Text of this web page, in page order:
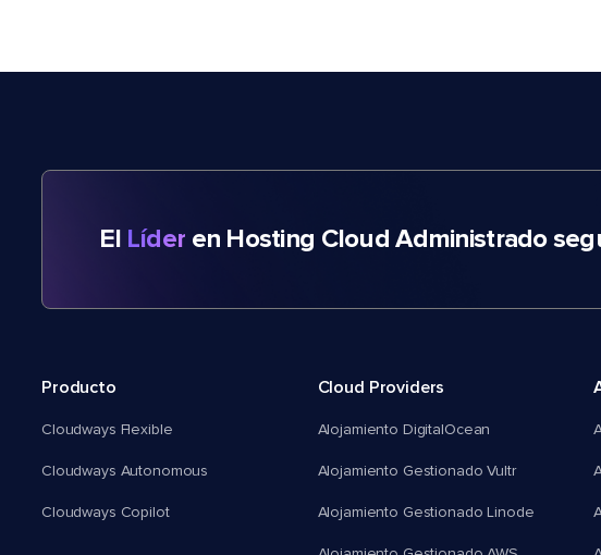
El Líder en Hosting Cloud Administrado
Producto
Cloudways Flexible
Cloudways Autonomous
Cloudways Copilot
Cloud Providers
Alojamiento DigitalOcean
Alojamiento Gestionado Vultr
Alojamiento Gestionado Linode